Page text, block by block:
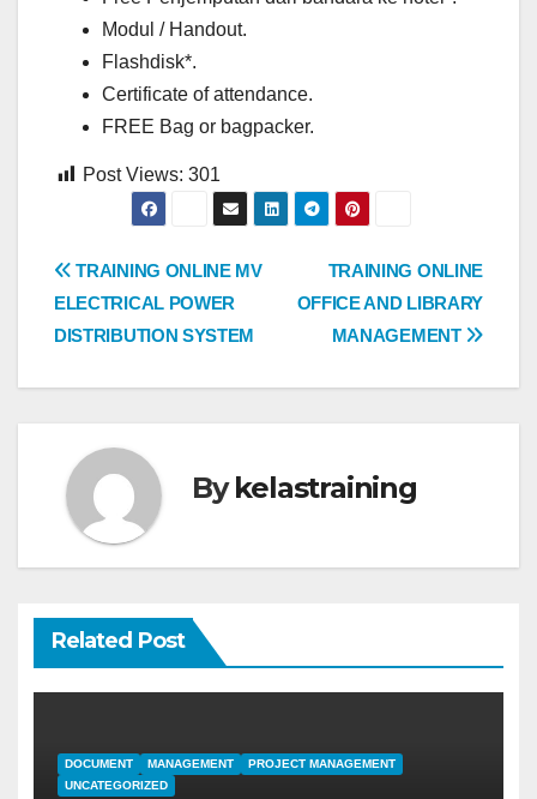
Modul / Handout.
Flashdisk*.
Certificate of attendance.
FREE Bag or bagpacker.
Post Views: 301
Post
navigation
TRAINING ONLINE
OFFICE AND LIBRARY
MANAGEMENT
TRAINING ONLINE MV
ELECTRICAL POWER
DISTRIBUTION SYSTEM
Bykelastraining
Related Post
DOCUMENT MANAGEMENT
PROJECT MANAGEMENT
UNCATEGORIZED